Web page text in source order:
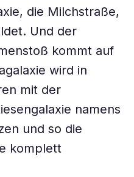
die Milchstraße,
Und der
kommt auf
wird in
mit der
namens
und so die
komplett